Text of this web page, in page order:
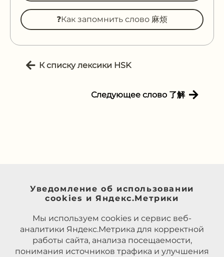
❓Как запомнить слово 麻烦
К списку лексики HSK
Следующее слово 了解
Уведомление об использовании
cookies и Яндекс.Метрики
Мы используем cookies и сервис веб-
аналитики Яндекс.Метрика для корректной
работы сайта, анализа посещаемости,
понимания источников трафика и улучшения